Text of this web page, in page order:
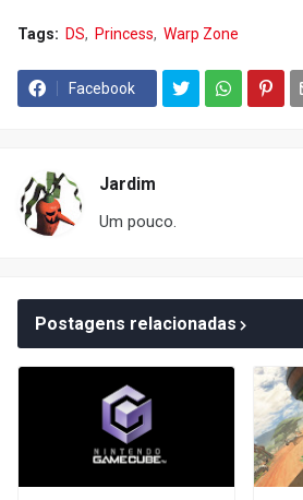
Tags: DS Princess Warp Zone
Facebook
Jardim
Um pouco.
Postagens relacionadas